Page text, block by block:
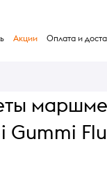
Акции Оплата и
Gummi